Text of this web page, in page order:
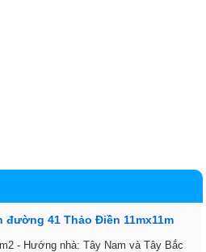
đường 41 Thảo Điền 11mx11m
- Hướng nhà: Tây Nam và Tây Bắc